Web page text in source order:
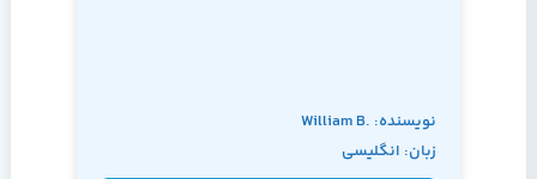
نویسنده: William B.
Sanders and
زبان: انگلیسی